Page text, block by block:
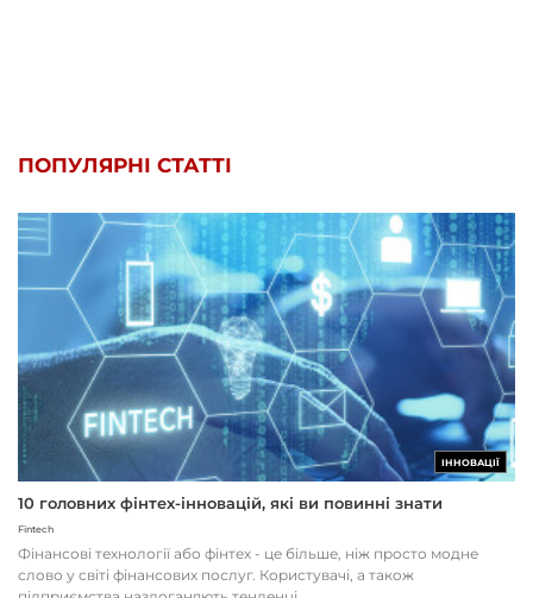
ПОПУЛЯРНІ СТАТТІ
ІННОВАЦІЇ
10 головних фінтех-інновацій, які ви повинні знати
Fintech
Фінансові технології або фінтех - це більше, ніж просто модне
слово у світі фінансових послуг. Користувачі, а також